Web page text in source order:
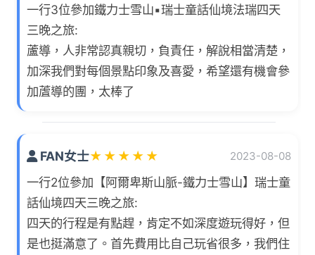
一行3位參加鐵力士雪山▪瑞士童話仙境法瑞四天
三晚之旅:
蘆導，人非常認真親切，負責任，解說相當清楚，
加深我們對每個景點印象及喜愛，希望還有機會參
加蔖導的團，太棒了
FAN女士★ ★ ★ ★ ★ 2023-08-08
一行2位參加【阿爾卑斯山脈-鐵力士雪山】瑞士童
話仙境四天三晚之旅:
四天的行程是有點趕，肯定不如深度遊玩得好，但
是也挺滿意了。首先費用比自己玩省很多，我們住